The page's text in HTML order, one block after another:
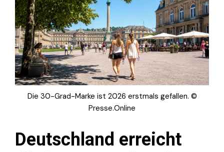
Die 30-Grad-Marke ist 2026 erstmals gefallen. ©
Presse.Online
Deutschland erreicht